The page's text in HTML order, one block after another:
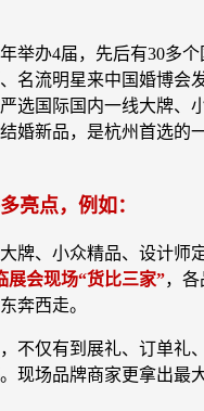
举办4届，先后有30多个
名流明星来中国婚博会
选国际国内一线大牌、
婚新品，是杭州首选的
亮点，例如：
牌、小众精品、设计师
展会现场“货比三家”，
奔西走。
不仅有到展礼、订单礼
现场品牌商家更拿出最